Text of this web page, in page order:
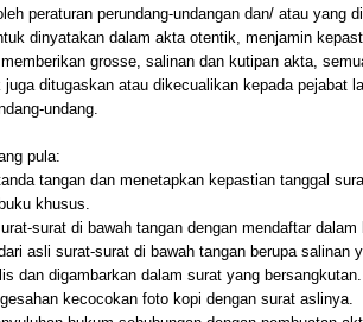
peraturan perundang-undangan dan/ atau yang
dinyatakan dalam akta otentik, menjamin
grosse, salinan dan kutipan akta,
ditugaskan atau dikecualikan kepada pejabat
undang.
pula:
tangan dan menetapkan kepastian tanggal
khusus.
surat di bawah tangan dengan mendaftar
asli surat-surat di bawah tangan berupa salinan
dan digambarkan dalam surat yang bersangkutan.
kecocokan foto kopi dengan surat aslinya.